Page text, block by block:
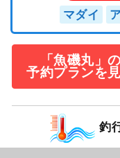
マダイ
「魚磯丸」の
予約プランを
釣